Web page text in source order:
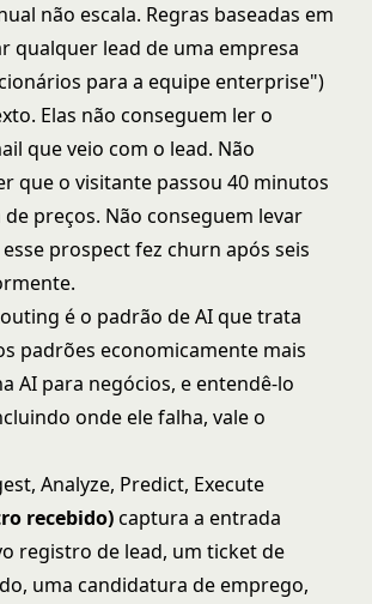
não escala. Regras baseadas em
qualquer lead de uma empresa
para a equipe enterprise")
Elas não conseguem ler o
que veio com o lead. Não
que o visitante passou 40 minutos
de preços. Não conseguem levar
prospect fez churn após seis
é o padrão de AI que trata
padrões economicamente mais
AI para negócios, e entendê-lo
onde ele falha, vale o
Analyze, Predict, Execute
recebido)captura a entrada
registro de lead, um ticket de
uma candidatura de emprego,